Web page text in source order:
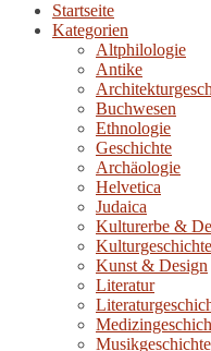
Startseite
Kategorien
Altphilologie
Antike
Buchwesen
Ethnologie
Geschichte
Archäologie
Helvetica
Judaica
Kulturerbe &
Kulturgeschichte
Kunst & Design
Literatur
Musikgeschichte